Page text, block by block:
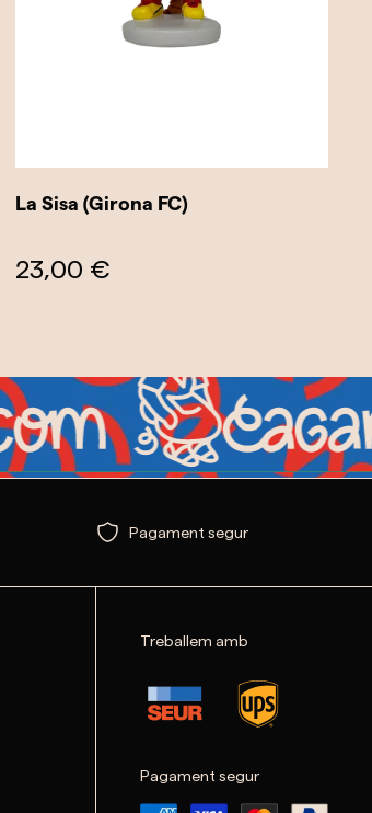
La Sisa (Girona FC)
23,00 €
Pagament segur
Treballem amb
Pagament segur